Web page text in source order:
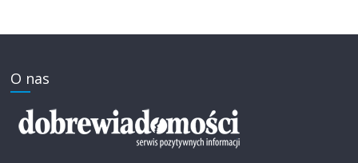
O nas